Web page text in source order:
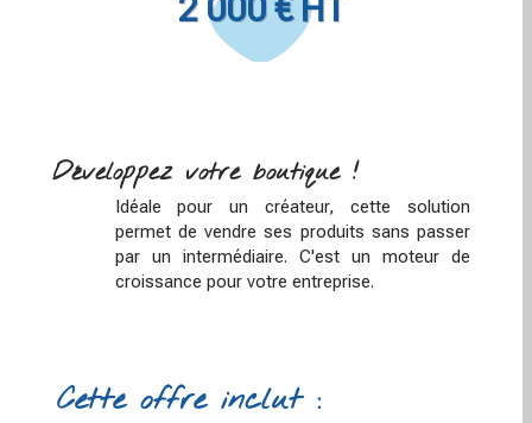
2 000 € HT
Développez votre boutique !
Idéale pour un créateur, cette solution
permet de vendre ses produits sans passer
par un intermédiaire. C'est un moteur de
croissance pour votre entreprise.
Cette offre inclut :